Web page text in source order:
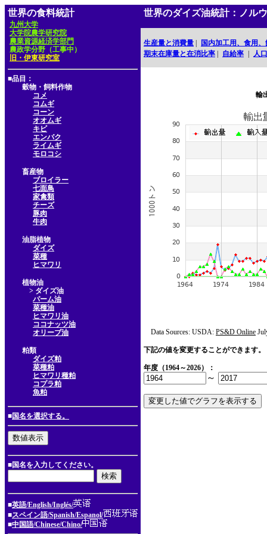
世界の食料統計
九州大学
大学院農学研究院
農業資源経済学部門
農政学分野（工事中）
旧・伊東研究室
■品目：
穀物・飼料作物
コメ
コムギ
コーン
オオムギ
キビ
エンバク
ライムギ
モロコシ
畜産物
ブロイラー
七面鳥
家禽類
チーズ
豚肉
牛肉
油脂植物
ダイズ
菜種
ヒマワリ
植物油
> ダイズ油
パーム油
菜種油
ヒマワリ油
ココナッツ油
オリーブ油
粕類
ダイズ粕
菜種粕
ヒマワリ種粕
コプラ粕
魚粕
■国名を選択する。
■国名を入力してください。
■英語/English/Inglés/
■スペイン語/Spanish/Espanol/
■中国語/Chinese/Chino/
世界のダイズ油統計：ノル
生産量と消費量
国内加工用、食用
期末在庫量と在消比率
自給率 人口
輸
Data Sources: USDA: PS&D Online
下記の値を変更することができます。
年度（1964～2026）：
～